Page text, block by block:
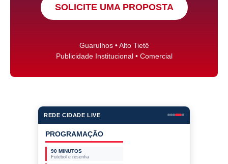
SOLICITE UMA PROPOSTA
Guarulhos • Alto Tietê
Publicidade Institucional • Comercial
REDE CIDADE LIVE
PROGRAMAÇÃO
90 MINUTOS
Futebol e resenha